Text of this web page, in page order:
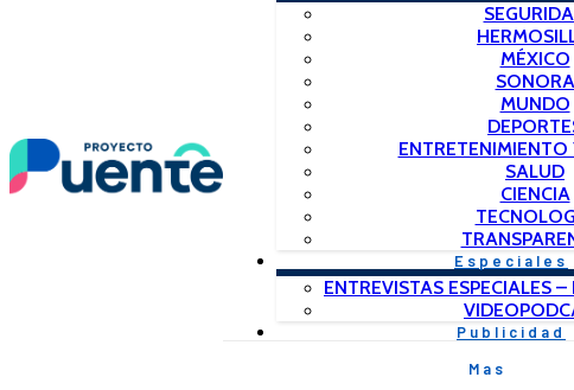
MÉXICO
SONORA
MUNDO
ENTRETENIMIENTO
SALUD
CIENCIA
Especiales
ENTREVISTAS ESPECIALES
Publicidad
Mas